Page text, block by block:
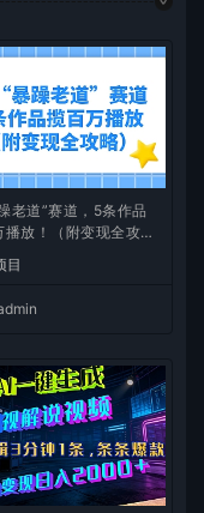
老道”赛道，5条作品
播放！（附变现全攻
目